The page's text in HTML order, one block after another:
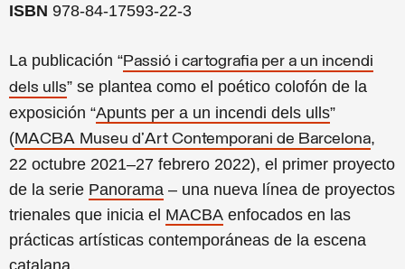
ISBN 978-84-17593-22-3
La publicación “Passió i cartografia per a un incendi
dels ulls” se plantea como el poético colofón de la
exposición “Apunts per a un incendi dels ulls”
(MACBA Museu d'Art Contemporani de Barcelona,
22 octubre 2021–27 febrero 2022), el primer proyecto
de la serie Panorama – una nueva línea de proyectos
trienales que inicia el MACBA enfocados en las
prácticas artísticas contemporáneas de la escena
catalana.